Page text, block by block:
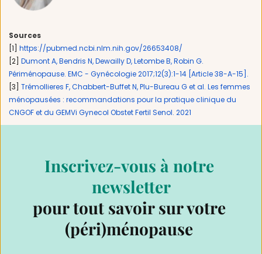
Sources
[1] https://pubmed.ncbi.nlm.nih.gov/26653408/
[2] Dumont A, Bendris N, Dewailly D, Letombe B, Robin G.
Périménopause. EMC - Gynécologie 2017;12(3):1-14 [Article 38-A-15].
[3] Trémollieres F, Chabbert-Buffet N, Plu-Bureau G et al. Les femmes
ménopausées : recommandations pour la pratique clinique du
CNGOF et du GEMVi Gynecol Obstet Fertil Senol. 2021
Inscrivez-vous à notre
newsletter
pour tout savoir sur votre
(péri)ménopause